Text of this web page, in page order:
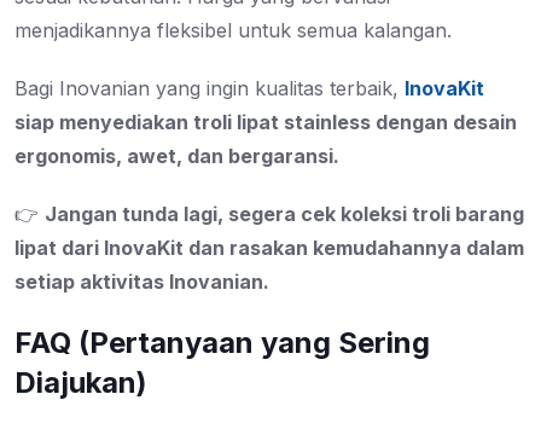
menjadikannya fleksibel untuk semua kalangan.
Bagi Inovanian yang ingin kualitas terbaik, InovaKit
siap menyediakan troli lipat stainless dengan desain
ergonomis, awet, dan bergaransi.
👉 Jangan tunda lagi, segera cek koleksi troli barang
lipat dari InovaKit dan rasakan kemudahannya dalam
setiap aktivitas Inovanian.
FAQ (Pertanyaan yang Sering
Diajukan)